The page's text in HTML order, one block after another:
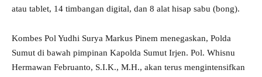
atau tablet, 14 timbangan digital, dan 8 alat hisap sabu (bong).
Kombes Pol Yudhi Surya Markus Pinem menegaskan, Polda
Sumut di bawah pimpinan Kapolda Sumut Irjen. Pol. Whisnu
Hermawan Februanto, S.I.K., M.H., akan terus mengintensifkan